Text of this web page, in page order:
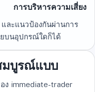
การบริหารความเสี่ยง
ละแนวป้องกันผ่านการ
บนอุปกรณ์ใดก็ได้
มบูรณ์แบบ
immediate-trader